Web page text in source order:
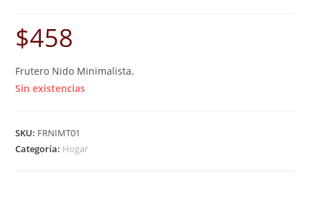
$458
Frutero Nido Minimalista.
Sin existencias
SKU: FRNIMT01
Categoría: Hogar